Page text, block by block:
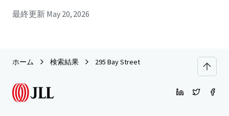
最終更新 May 20, 2026
ホーム 検索結果 295 Bay Street